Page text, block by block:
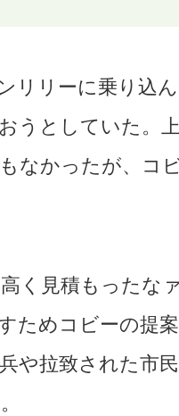
リリーに乗り込
うとしていた。
なかったが、コ
く見積もったな
ためコビーの提案
や拉致された市